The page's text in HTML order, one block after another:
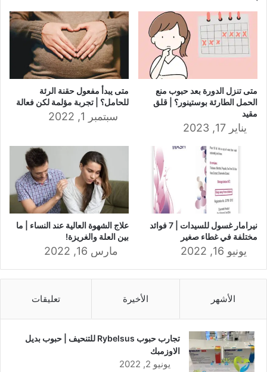
متى تنزل الدورة بعد حبوب منع
الحمل الطارئة بوستينور؟ | قلق
مقيد
يناير 17, 2023
متى يبدأ مفعول حقنة الرئة
للحامل؟ | تجربة مؤلمة لكن فعالة
سبتمبر 1, 2022
نيرامار غسول للسيدات | 7 فوائد
مختلفة في غطاء صغير
يونيو 16, 2022
علاج الشهوة العالية عند النساء | ما
بين العلة والغريزة!
مارس 16, 2022
الأشهر الأخيرة تعليقات
تجارب حبوب Rybelsus للتنحيف | حبوب بديل
الاوزمبك
يونيو 2, 2022